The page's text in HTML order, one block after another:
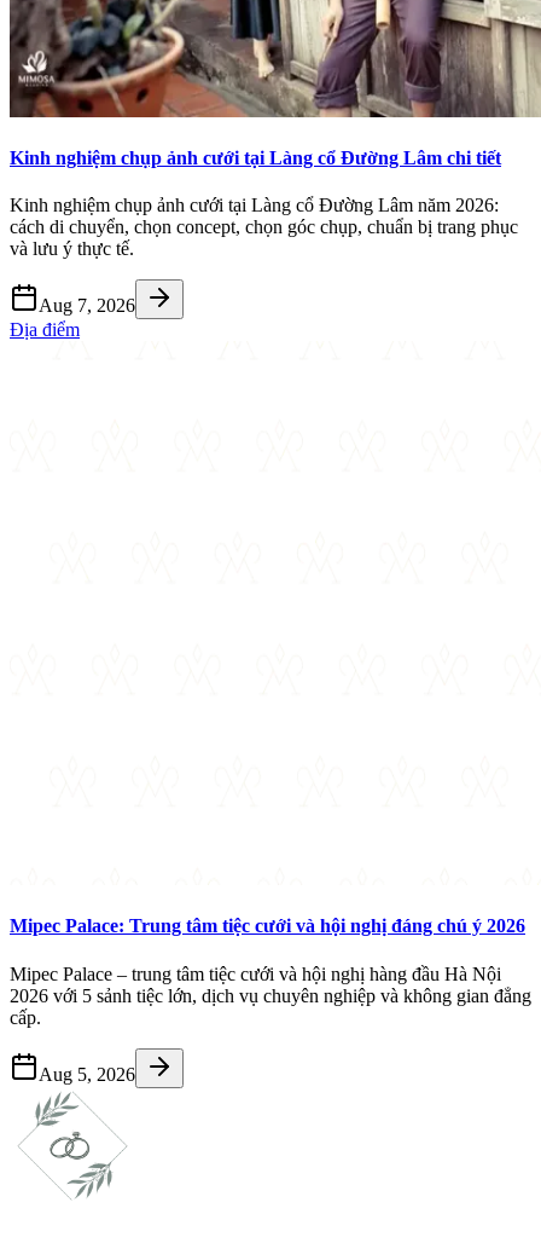
Kinh nghiệm chụp ảnh cưới tại Làng cổ Đường Lâm chi tiết
Kinh nghiệm chụp ảnh cưới tại Làng cổ Đường Lâm năm 2026:
cách di chuyển, chọn concept, chọn góc chụp, chuẩn bị trang phục
và lưu ý thực tế.
Aug 7, 2026
Địa điểm
Mipec Palace: Trung tâm tiệc cưới và hội nghị đáng chú ý 2026
Mipec Palace – trung tâm tiệc cưới và hội nghị hàng đầu Hà Nội
2026 với 5 sảnh tiệc lớn, dịch vụ chuyên nghiệp và không gian đẳng
cấp.
Aug 5, 2026